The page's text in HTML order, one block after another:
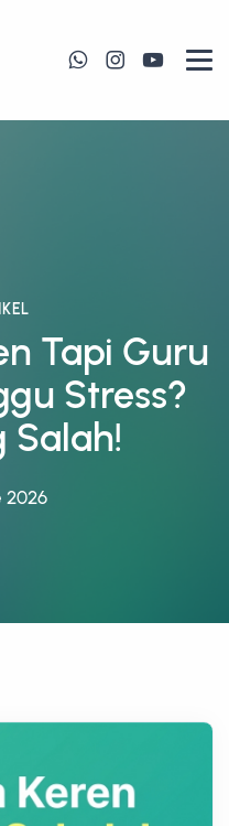
Tapi Guru
Stress?
Salah!
2026